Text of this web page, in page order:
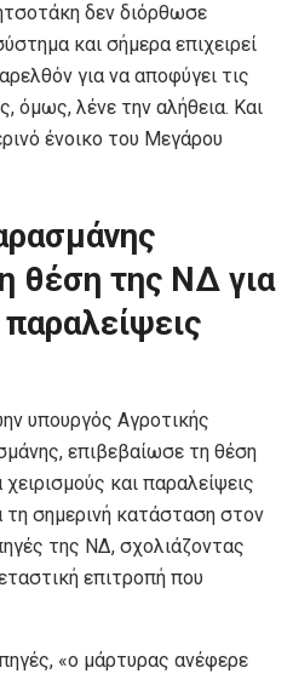
δεν διόρθωσε
και σήμερα επιχειρεί
για να αποφύγει τις
όμως, λένε την αλήθεια. Και
ένοικο του Μεγάρου
θέση της ΝΔ για
υπουργός Αγροτικής
επιβεβαίωσε τη θέση
και παραλείψεις
σημερινή κατάσταση στον
της ΝΔ, σχολιάζοντας
επιτροπή που
«ο μάρτυρας ανέφερε